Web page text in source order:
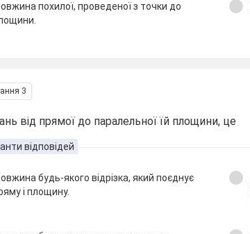
похилої, проведеної з точки до
3
від прямої до паралельної їй площини, це
відповідей
будь-якого відрізка, який поєднує
і площину.